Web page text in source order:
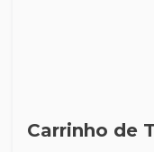
Carrinho de